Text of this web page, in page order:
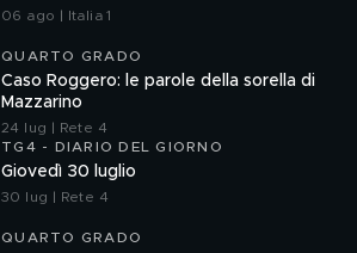
06 ago | Italia 1
QUARTO GRADO
Caso Roggero: le parole della sorella di
Mazzarino
24 lug | Rete 4
TG4 - DIARIO DEL GIORNO
Giovedì 30 luglio
30 lug | Rete 4
QUARTO GRADO